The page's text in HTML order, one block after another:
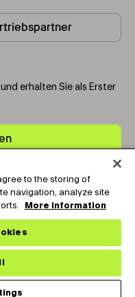
erhalten Sie als Erster
Solutions. All rights
to the storing of
navigation, analyze site
More information